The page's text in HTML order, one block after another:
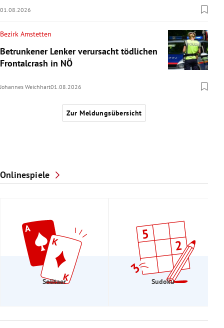
01.08.2026
Bezirk Amstetten
Betrunkener Lenker verursacht tödlichen
Frontalcrash in NÖ
Johannes Weichhart01.08.2026
Zur Meldungsübersicht
Onlinespiele
Solitaer Sudoku